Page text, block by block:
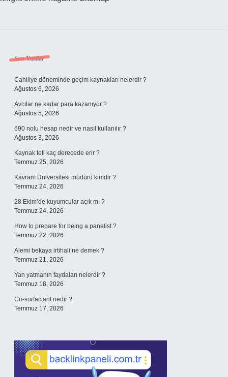
Sidebar
Son Yazılar
Cahiliye döneminde geçim kaynakları nelerdir ?
Ağustos 6, 2026
Avcılar ne kadar para kazanıyor ?
Ağustos 5, 2026
690 nolu hesap nedir ve nasıl kullanılır ?
Ağustos 3, 2026
Kaynak teli kaç derecede erir ?
Temmuz 25, 2026
Kavram Üniversitesi müdürü kimdir ?
Temmuz 24, 2026
28 Ekim’de kuyumcular açık mı ?
Temmuz 24, 2026
How to prepare for being a panelist ?
Temmuz 22, 2026
Alemi bekaya irtihali ne demek ?
Temmuz 21, 2026
Yan yatmanın faydaları nelerdir ?
Temmuz 18, 2026
Co-surfactant nedir ?
Temmuz 17, 2026